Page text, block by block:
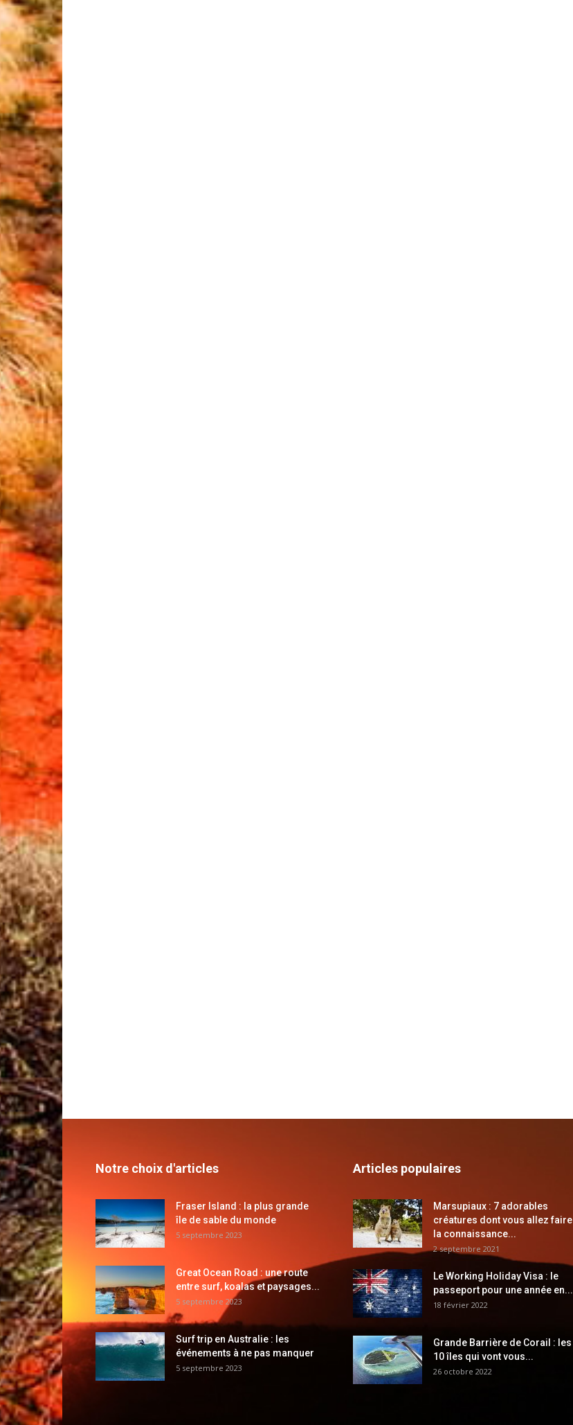
Notre choix d'articles
Fraser Island : la plus grande
île de sable du monde
5 septembre 2023
Great Ocean Road : une route
entre surf, koalas et paysages...
5 septembre 2023
Surf trip en Australie : les
événements à ne pas manquer
5 septembre 2023
Articles populaires
Marsupiaux : 7 adorables
créatures dont vous allez faire
la connaissance...
2 septembre 2021
Le Working Holiday Visa : le
passeport pour une année en...
18 février 2022
Grande Barrière de Corail : les
10 îles qui vont vous...
26 octobre 2022